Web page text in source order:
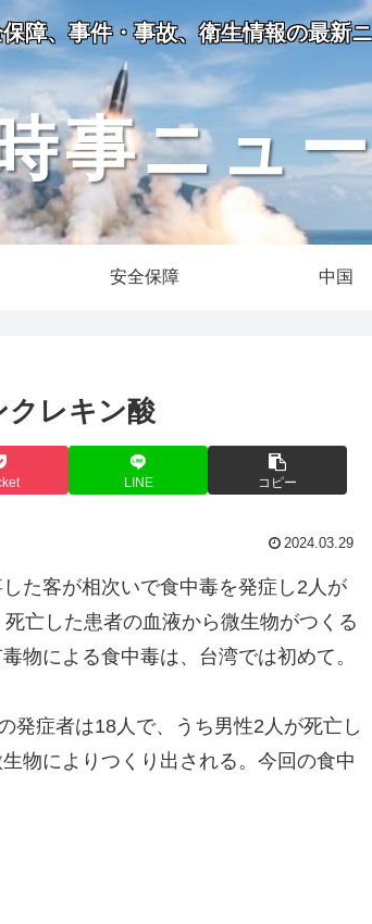
障、事件・事故、衛生情報の最新
事ニュ
安全保障 中国
レキン酸
LINE コピー
2024.03.29
た客が相次いで食中毒を発症し2人が
亡した患者の血液から微生物がつくる
物による食中毒は、台湾では初めて。
症者は18人で、うち男性2人が死亡し
物によりつくり出される。今回の食中